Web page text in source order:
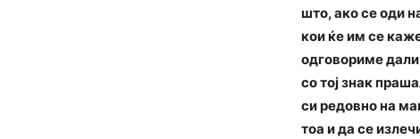
што, ако се оди
кои ќе им се
одговориме
со тој знак
си редовно на
тоа и да се